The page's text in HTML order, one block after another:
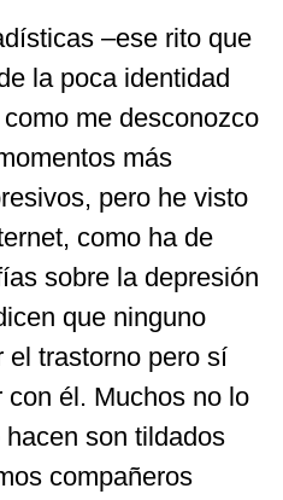
–ese rito que
la poca identidad
me desconozco
más
pero he visto
como ha de
sobre la depresión
que ninguno
el trastorno pero sí
él. Muchos no lo
son tildados
compañeros